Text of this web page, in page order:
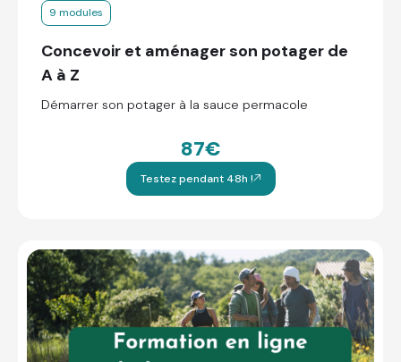
9 modules
Concevoir et aménager son potager de
A à Z
Démarrer son potager à la sauce permacole
87€
Testez pendant 48h !